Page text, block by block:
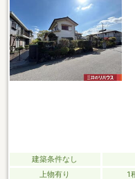
い探しをお手伝いします
お気軽にお問い合わせくだ
建築条件なし
上物有り
1